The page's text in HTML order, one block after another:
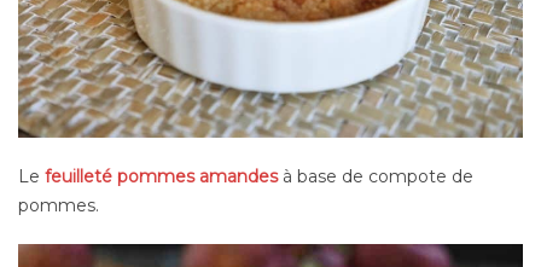
Le feuilleté pommes amandesà base de compote de
pommes.